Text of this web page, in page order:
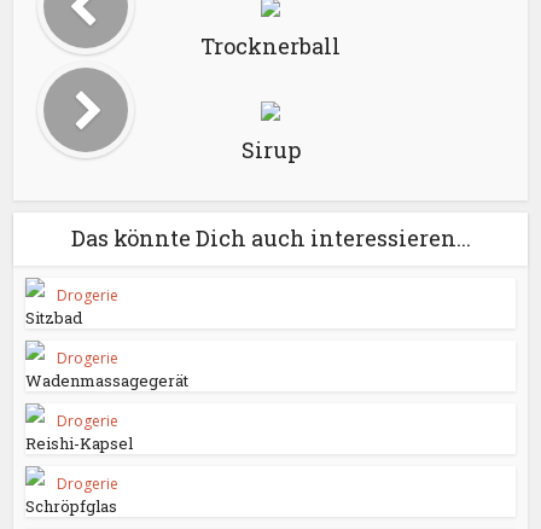
Trocknerball
Sirup
Das könnte Dich auch interessieren...
Drogerie
Sitzbad
Drogerie
Wadenmassagegerät
Drogerie
Reishi-Kapsel
Drogerie
Schröpfglas